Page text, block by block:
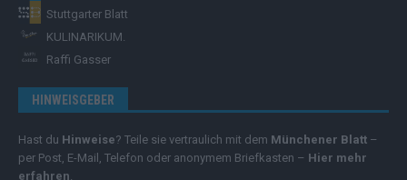
Stuttgarter Blatt
KULINARIKUM.
Raffi Gasser
HINWEISGEBER
Hast du Hinweise? Teile sie vertraulich mit dem Münchener Blatt –
per Post, E-Mail, Telefon oder anonymem Briefkasten – Hier mehr
erfahren.